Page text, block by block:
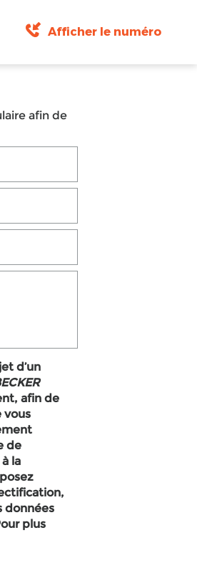
Afficher le numéro
afin de
d’un
afin de
vous
de
données
plus